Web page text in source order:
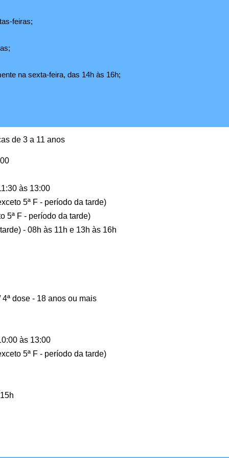
feiras;
na sexta-feira, das 14h às 16h;
de 3 a 11 anos
às 13:00
5ª F - período da tarde)
5ª F - período da tarde)
- 08h às 11h e 13h às 16h
dose - 18 anos ou mais
às 13:00
5ª F - período da tarde)